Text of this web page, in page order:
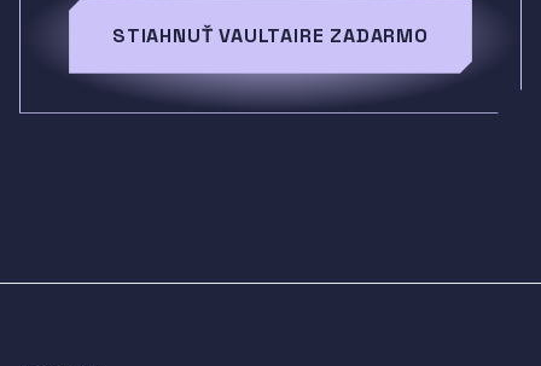
STIAHNUŤ VAULTAIRE ZADARMO